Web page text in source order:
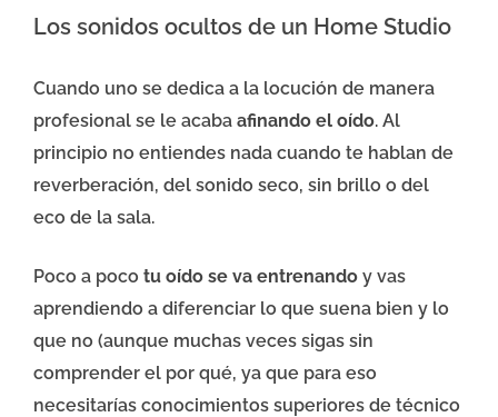
Los sonidos ocultos de un Home Studio
Cuando uno se dedica a la locución de manera
profesional se le acaba afinando el oído. Al
principio no entiendes nada cuando te hablan de
reverberación, del sonido seco, sin brillo o del
eco de la sala.
Poco a poco tu oído se va entrenando y vas
aprendiendo a diferenciar lo que suena bien y lo
que no (aunque muchas veces sigas sin
comprender el por qué, ya que para eso
necesitarías conocimientos superiores de técnico